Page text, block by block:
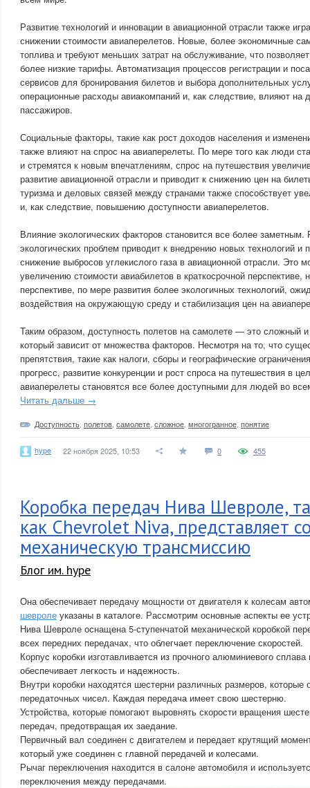
Развитие технологий и инновации в авиационной отрасли также
снижении стоимости авиаперелетов. Новые, более экономичные
топлива и требуют меньших затрат на обслуживание, что
более низкие тарифы. Автоматизация процессов регистрации и
сервисов для бронирования билетов и выбора дополнительных
операционные расходы авиакомпаний и, как следствие, влияют на
пассажиров.
Социальные факторы, такие как рост доходов населения и
также влияют на спрос на авиаперелеты. По мере того как люди
и стремятся к новым впечатлениям, спрос на путешествия
развитие авиационной отрасли и приводит к снижению цен на
туризма и деловых связей между странами также способствует
и, как следствие, повышению доступности авиаперелетов.
Влияние экологических факторов становится все более
экологических проблем приводит к внедрению новых технологий и
снижение выбросов углекислого газа в авиационной отрасли. Это
увеличению стоимости авиабилетов в краткосрочной перспективе,
перспективе, по мере развития более экологичных технологий,
воздействия на окружающую среду и стабилизация цен на
Таким образом, доступность полетов на самолете — это сложный
который зависит от множества факторов. Несмотря на то, что
препятствия, такие как налоги, сборы и географические
прогресс, развитие конкуренции и рост спроса на путешествия в
авиаперелеты становятся все более доступными для людей во
Читать дальше →
Доступность полетов самолете сложное многогранное понятие
hype 22 ноября 2025, 10:53 0 455
Коробка передач Нива Шевроле,
как Chevrolet Niva, представляет
механическую трансмиссию
Блог им. hype
Она обеспечивает передачу мощности от двигателя к колесам
шевроле указаны в каталоге. Рассмотрим основные аспекты ее
Нива Шевроле оснащена 5-ступенчатой механической коробкой
всех передних передачах, что облегчает переключение скоростей.
Корпус коробки изготавливается из прочного алюминиевого сплава
обеспечивает легкость и надежность.
Внутри коробки находятся шестерни различных размеров, которые
передаточных чисел. Каждая передача имеет свою шестерню.
Устройства, которые помогают выровнять скорости вращения
передач, предотвращая их заедание.
Первичный вал соединен с двигателем и передает крутящий
который уже соединен с главной передачей и колесами.
Рычаг переключения находится в салоне автомобиля и
переключения между передачами.